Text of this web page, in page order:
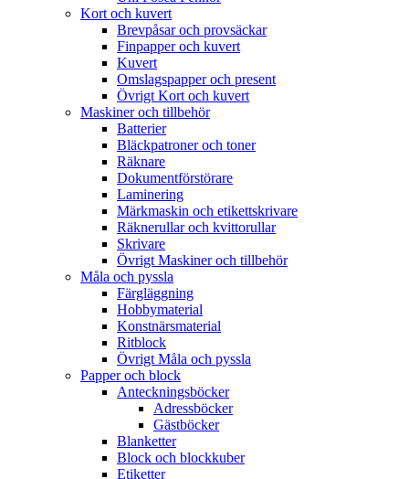
Kort och kuvert
Brevpåsar och provsäckar
Finpapper och kuvert
Kuvert
Omslagspapper och present
Övrigt Kort och kuvert
Maskiner och tillbehör
Batterier
Bläckpatroner och toner
Räknare
Dokumentförstörare
Laminering
Märkmaskin och etikettskrivare
Räknerullar och kvittorullar
Skrivare
Övrigt Maskiner och tillbehör
Måla och pyssla
Färgläggning
Hobbymaterial
Konstnärsmaterial
Ritblock
Övrigt Måla och pyssla
Papper och block
Anteckningsböcker
Adressböcker
Gästböcker
Blanketter
Block och blockkuber
Etiketter